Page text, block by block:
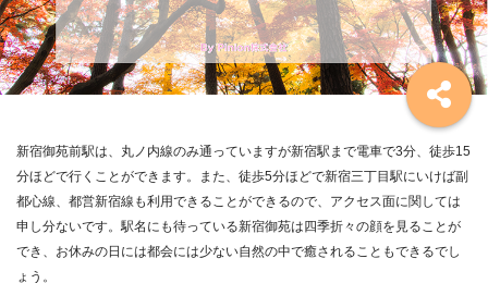
新宿御苑前駅は、丸ノ内線のみ通っていますが新宿駅まで電車で3分、徒歩15
分ほどで行くことができます。また、徒歩5分ほどで新宿三丁目駅にいけば副
都心線、都営新宿線も利用できることができるので、アクセス面に関しては
申し分ないです。駅名にも待っている新宿御苑は四季折々の顔を見ることが
でき、お休みの日には都会には少ない自然の中で癒されることもできるでし
ょう。